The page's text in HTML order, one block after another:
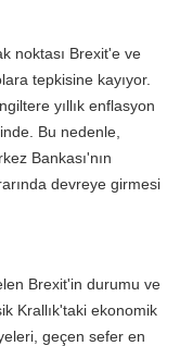
noktası Brexit'e ve
tepkisine kayıyor.
yıllık enflasyon
Bu nedenle,
Bankası'nın
devreye girmesi
Brexit'in durumu ve
Krallık'taki ekonomik
geçen sefer en